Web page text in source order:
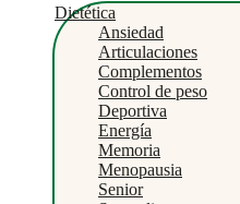
Dietética
Ansiedad
Articulaciones
Complementos
Control de peso
Deportiva
Energía
Memoria
Menopausia
Senior